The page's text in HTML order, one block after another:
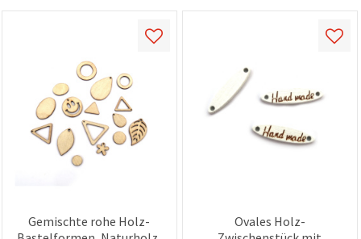
Gemischte rohe Holz-
Ovales Holz-